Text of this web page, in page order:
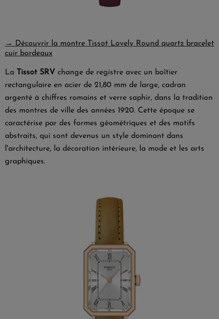
→ Découvrir la montre Tissot Lovely Round quartz bracelet
cuir bordeaux
La Tissot SRV change de registre avec un boîtier
rectangulaire en acier de 21,80 mm de large, cadran
argenté à chiffres romains et verre saphir, dans la tradition
des montres de ville des années 1920. Cette époque se
caractérise par des formes géométriques et des motifs
abstraits, qui sont devenus un style dominant dans
l'architecture, la décoration intérieure, la mode et les arts
graphiques.